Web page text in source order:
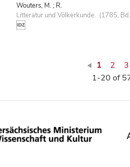
Wouters, M. ; R.
Litteratur und Völkerkunde. (1785,
1 2
3
1-20 of